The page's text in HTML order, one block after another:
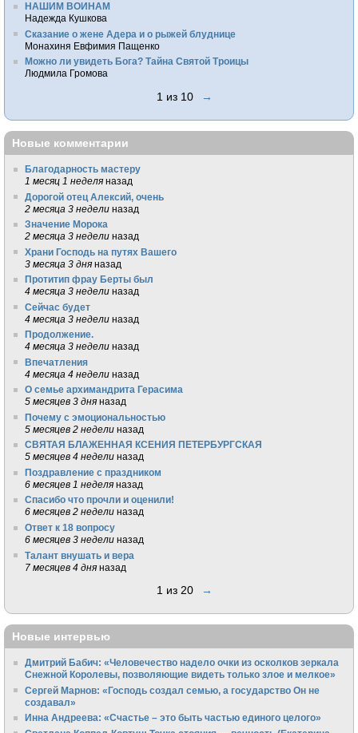
НАШИМ ВОИНАМ
Надежда Кушкова
Сказание о жене Адера и о рыжей блуднице
Монахиня Евфимия Пащенко
Можно ли увидеть Бога? Тайна Святой Троицы
Людмила Громова
1 из 10 →
Новые комментарии
Благодарность мастеру
1 месяц 1 неделя назад
Дорогой отец Алексий, очень
2 месяца 3 недели назад
Значение Морока
2 месяца 3 недели назад
Храни Господь на путях Вашего
3 месяца 3 дня назад
Протитип фрау Берты был
4 месяца 3 недели назад
Сейчас будет
4 месяца 3 недели назад
Продолжение.
4 месяца 3 недели назад
Впечатления
4 месяца 4 недели назад
О семье архимандрита Герасима
5 месяцев 3 дня назад
Почему с эмоциональностью
5 месяцев 2 недели назад
СВЯТАЯ БЛАЖЕННАЯ КСЕНИЯ ПЕТЕРБУРГСКАЯ
5 месяцев 4 недели назад
Поздравление с праздником
6 месяцев 1 неделя назад
Спасибо что прочли и оценили!
6 месяцев 2 недели назад
Ответ к 18 вопросу
6 месяцев 3 недели назад
Талант внушать и вера
7 месяцев 4 дня назад
1 из 20 →
Новые интервью
Дмитрий Бабич: «Человечество надело очки из осколков зеркала
Снежной Королевы, позволяющие видеть только злое и мелкое»
Сергей Марнов: «Господь создал семью, а государство Он не
создавал»
Инна Андреева: «Счастье – это быть частью единого целого»